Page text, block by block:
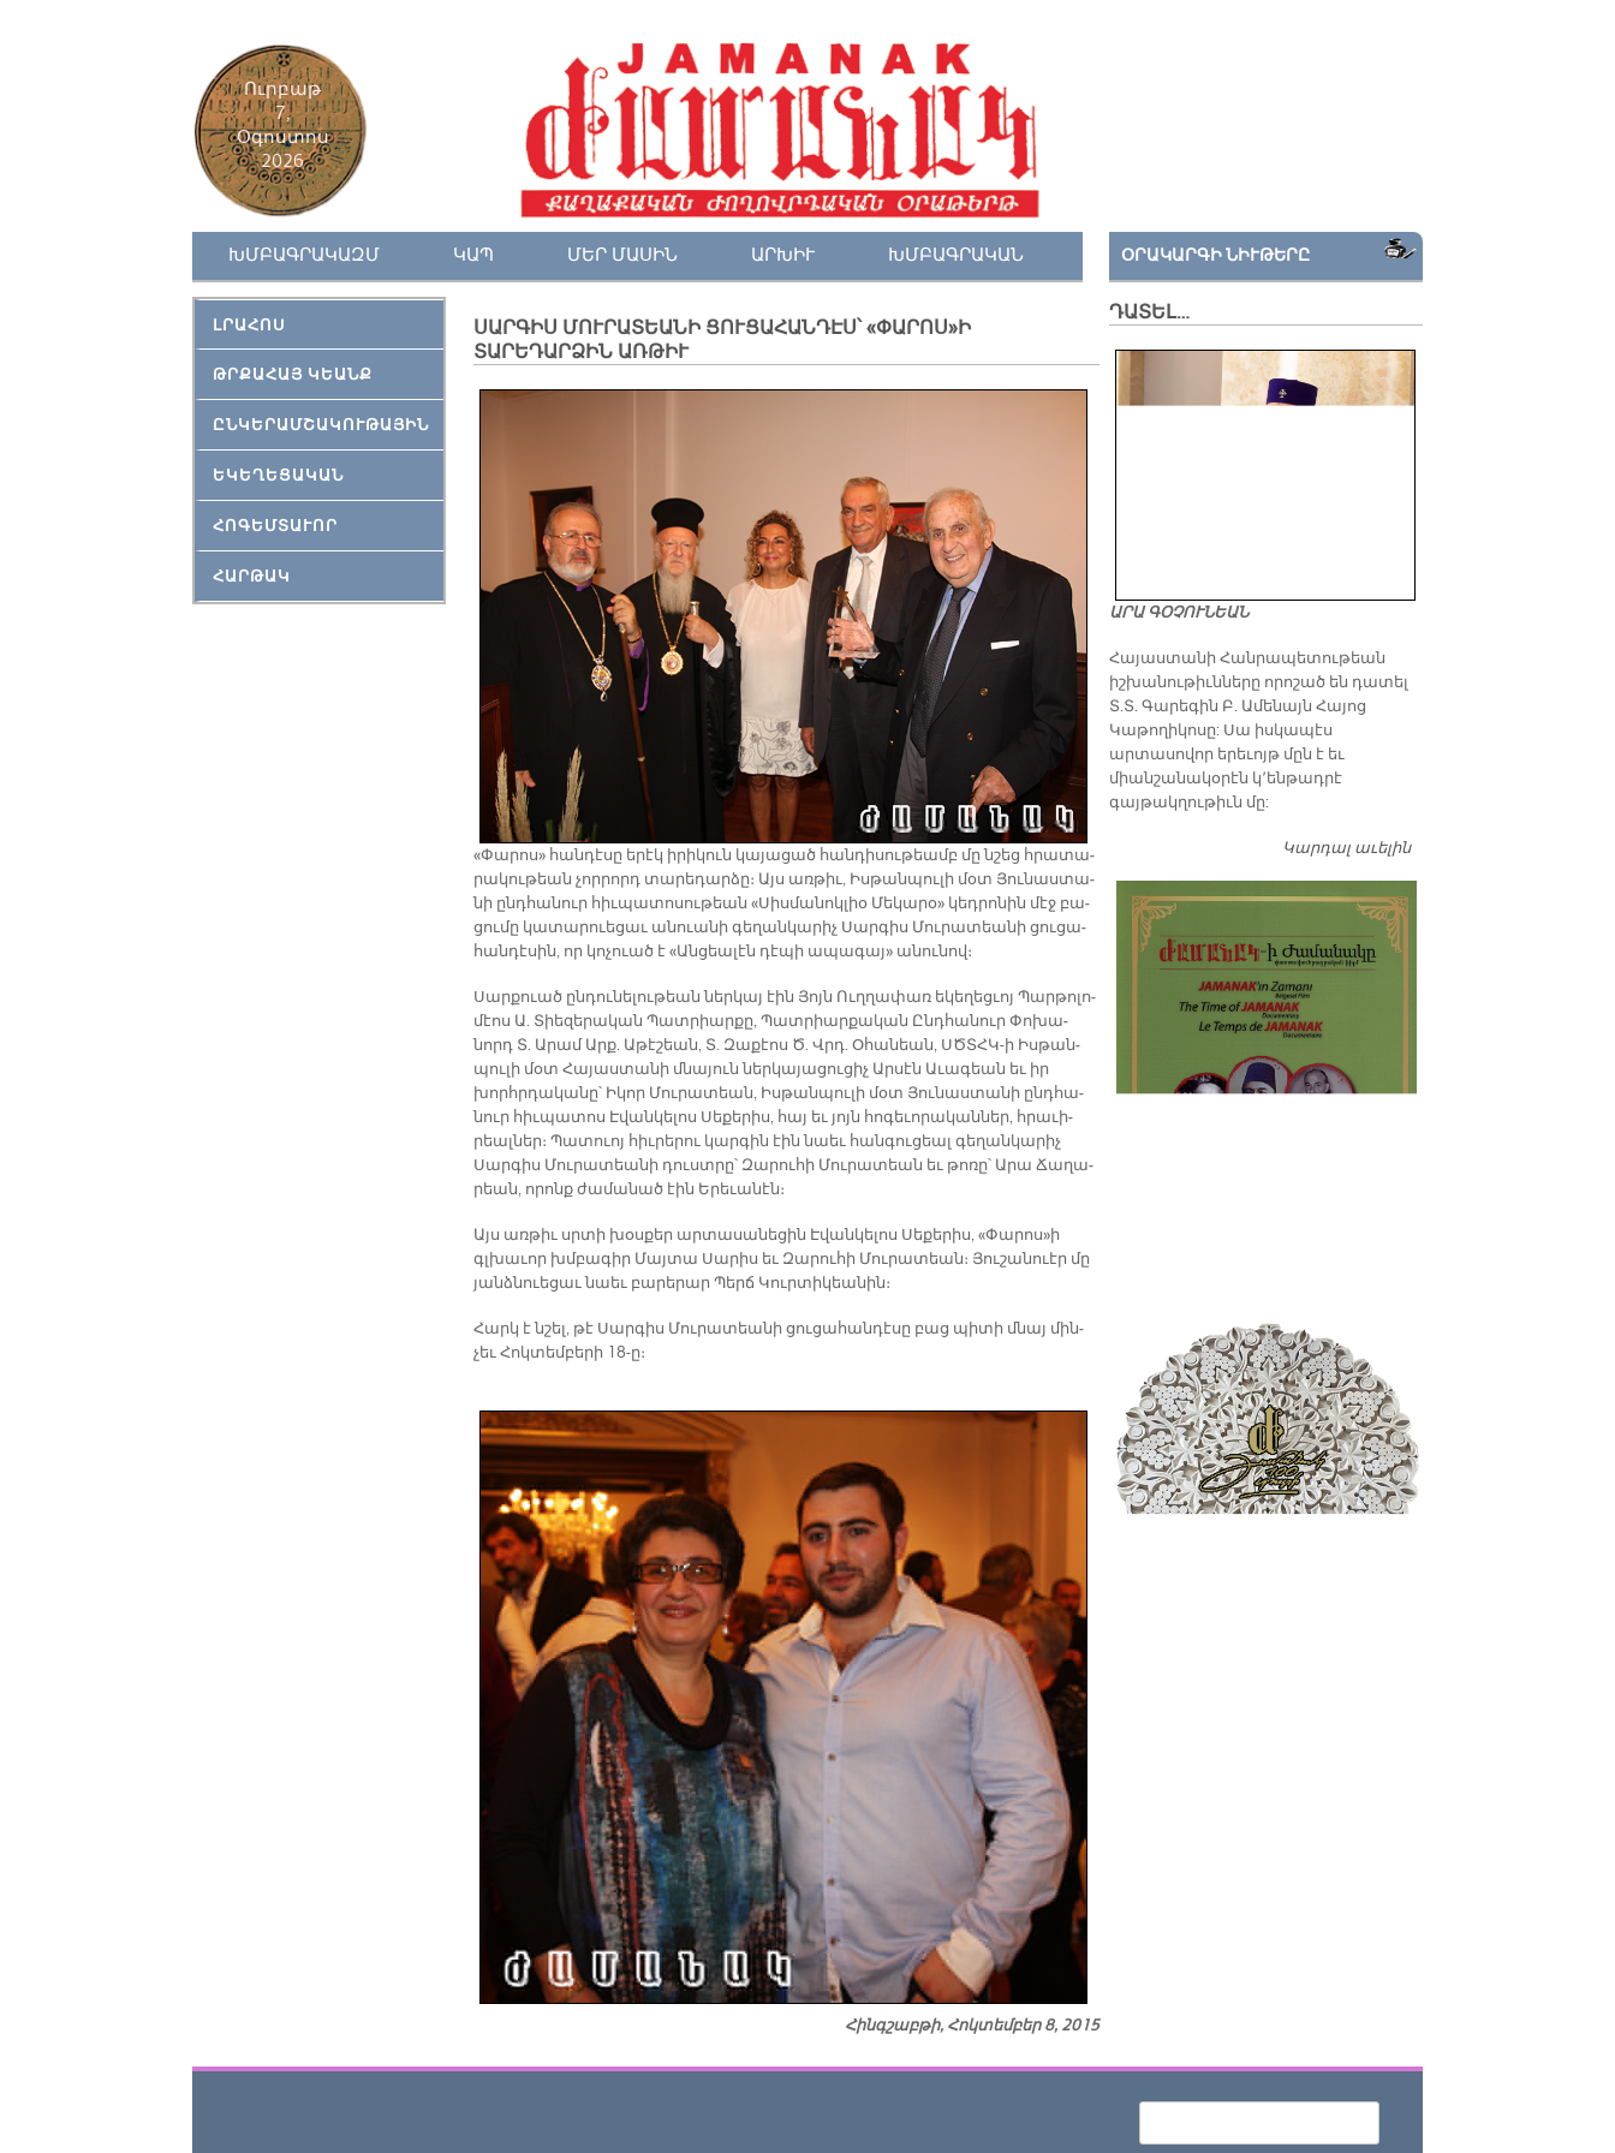
Ուրբաթ
7,
Օգոստոս
2026
ԽՄԲԱԳՐԱԿԱԶՄ ԿԱՊ ՄԵՐ ՄԱՍԻՆ ԱՐԽԻՒ ԽՄԲԱԳՐԱԿԱՆ
ԼՐԱՀՈՍ
ԹՐՔԱՀԱՅ ԿԵԱՆՔ
ԸՆԿԵՐԱՄՇԱԿՈՒԹԱՅԻՆ
ԵԿԵՂԵՑԱԿԱՆ
ՀՈԳԵՄՏԱՒՈՐ
ՀԱՐԹԱԿ
ՍԱՐԳԻՍ ՄՈՒՐԱՏԵԱՆԻ ՑՈՒՑԱՀԱՆԴԷՍ՝ «ՓԱՐՈՍ»Ի
ՏԱՐԵԴԱՐՁԻՆ ԱՌԹԻՒ
«Փա­րոս» հան­դէ­սը ե­րէկ ի­րի­կուն կա­յա­ցած հան­դի­սու­թեամբ մը նշեց հրա­տա­
րա­կու­թեան չոր­րորդ տա­րե­դար­ձը։ Այս առ­թիւ, Իս­թան­պու­լի մօտ Յու­նաս­տա­
նի ընդ­հա­նուր հիւ­պա­տո­սու­թեան «Սիս­մա­նոկ­լիօ Մե­կա­րօ» կեդ­րո­նին մէջ բա­
ցու­մը կա­տա­րուե­ցաւ ա­նուա­նի գե­ղան­կա­րիչ Սար­գիս Մու­րա­տեա­նի ցու­ցա­
հան­դէ­սին, որ կո­չուած է «Ան­ցեա­լէն դէ­պի ա­պա­գայ» ա­նու­նով։
Սար­քուած ըն­դու­նե­լու­թեան ներ­կայ էին Յոյն Ուղ­ղա­փառ ե­կե­ղեց­ւոյ Պար­թո­լո­
մէոս Ա. Տիե­զե­րա­կան Պատ­րիար­քը, Պատ­րիար­քա­կան Ընդ­հա­նուր Փո­խա­
նորդ Տ. Ա­րամ Արք. Ա­թէ­շեան, Տ. Զա­քէոս Ծ. Վրդ. Օ­հա­նեան, ՍԾՏՀԿ­-ի Իս­թան­
պու­լի մօտ Հա­յաս­տա­նի մնա­յուն ներ­կա­յա­ցու­ցիչ Ար­սէն Ա­ւա­գեան եւ իր
խորհր­դա­կա­նը՝ Ի­կոր Մու­րա­տեան, Իս­թան­պու­լի մօտ Յու­նաս­տա­նի ընդ­հա­
նուր հիւ­պա­տոս Է­վան­կե­լոս Սե­քե­րիս, հայ եւ յոյն հո­գե­ւո­րա­կան­ներ, հրա­ւի­
րեալ­ներ։ Պա­տուոյ հիւ­րե­րու կար­գին էին նաեւ հան­գու­ցեալ գե­ղան­կա­րիչ
Սար­գիս Մու­րա­տեա­նի դուստ­րը՝ Զա­րու­հի Մու­րա­տեան եւ թո­ռը՝ Ա­րա Ճա­ղա­
րեան, ո­րոնք ժա­մա­նած էին Ե­րե­ւա­նէն։
Այս առ­թիւ սրտի խօս­քեր ար­տա­սա­նե­ցին Է­վան­կե­լոս Սե­քե­րիս, «Փա­րոս»ի
գլխա­ւոր խմբա­գիր Մայ­տա Սա­րիս եւ Զա­րու­հի Մու­րա­տեան։ Յու­շա­նուէր մը
յանձ­նուե­ցաւ նաեւ բա­րե­րար Պերճ Կուր­տի­կեա­նին։
Հարկ է նշել, թէ Սար­գիս Մու­րա­տեա­նի ցու­ցա­հան­դէ­սը բաց պի­տի մնայ մին­
չեւ Հոկ­տեմ­բե­րի 18-ը։
Հինգշաբթի, Հոկտեմբեր 8, 2015
ՕՐԱԿԱՐԳԻ ՆԻՒԹԵՐԸ
ԴԱՏԵԼ…
ԱՐԱ ԳՕՉՈՒՆԵԱՆ
​Հայաստանի Հանրապետութեան
իշխանութիւնները որոշած են դատել
Տ.Տ. Գարեգին Բ. Ամենայն Հայոց
Կաթողիկոսը: Սա իսկապէս
արտասովոր երեւոյթ մըն է եւ
միանշանակօրէն կ՚ենթադրէ
գայթակղութիւն մը:
Կարդալ աւելինԴատել…